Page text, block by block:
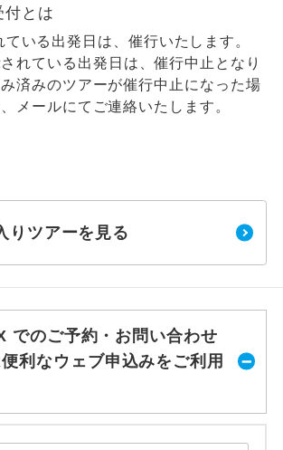
付とは
ている出発日は、催行いたします。
れている出発日は、催行中止となり
済みのツアーが催行中止になった場
メールにてご連絡いたします。
りツアーを見る
でのご予約・お問い合わせ
便利なウェブ申込みをご利用